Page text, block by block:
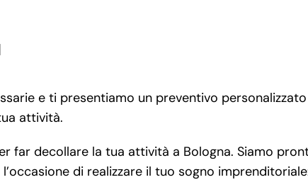
e ti presentiamo un preventivo
attività.
far decollare la tua attività a Bologna. Siamo
di realizzare il tuo sogno